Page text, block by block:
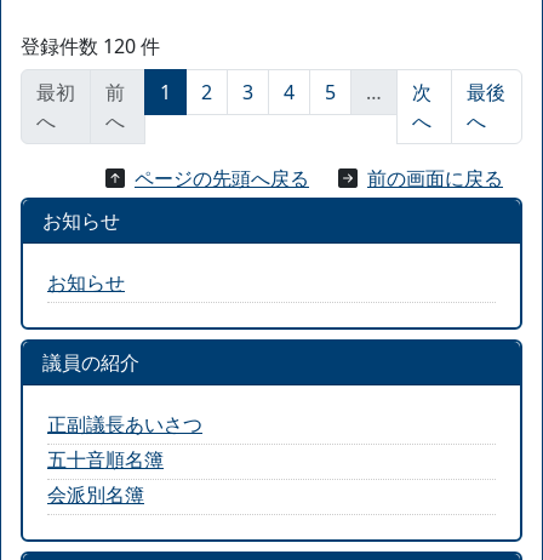
登録件数 120 件
最初
へ
前
へ
1 2 3 4 5 …
次
へ
最後
へ
ページの先頭へ戻る
前の画面に戻る
お知らせ
お知らせ
議員の紹介
正副議長あいさつ
五十音順名簿
会派別名簿